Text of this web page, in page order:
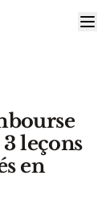
leçons
en